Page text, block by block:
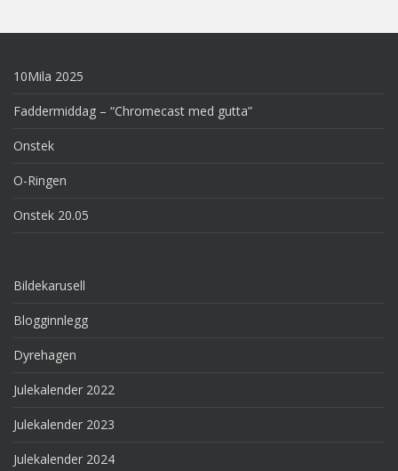
10Mila 2025
Faddermiddag – “Chromecast med gutta”
Onstek
O-Ringen
Onstek 20.05
Bildekarusell
Blogginnlegg
Dyrehagen
Julekalender 2022
Julekalender 2023
Julekalender 2024